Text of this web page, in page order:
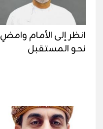
انظر إلى الأمام وامضِ
نحو المستقبل